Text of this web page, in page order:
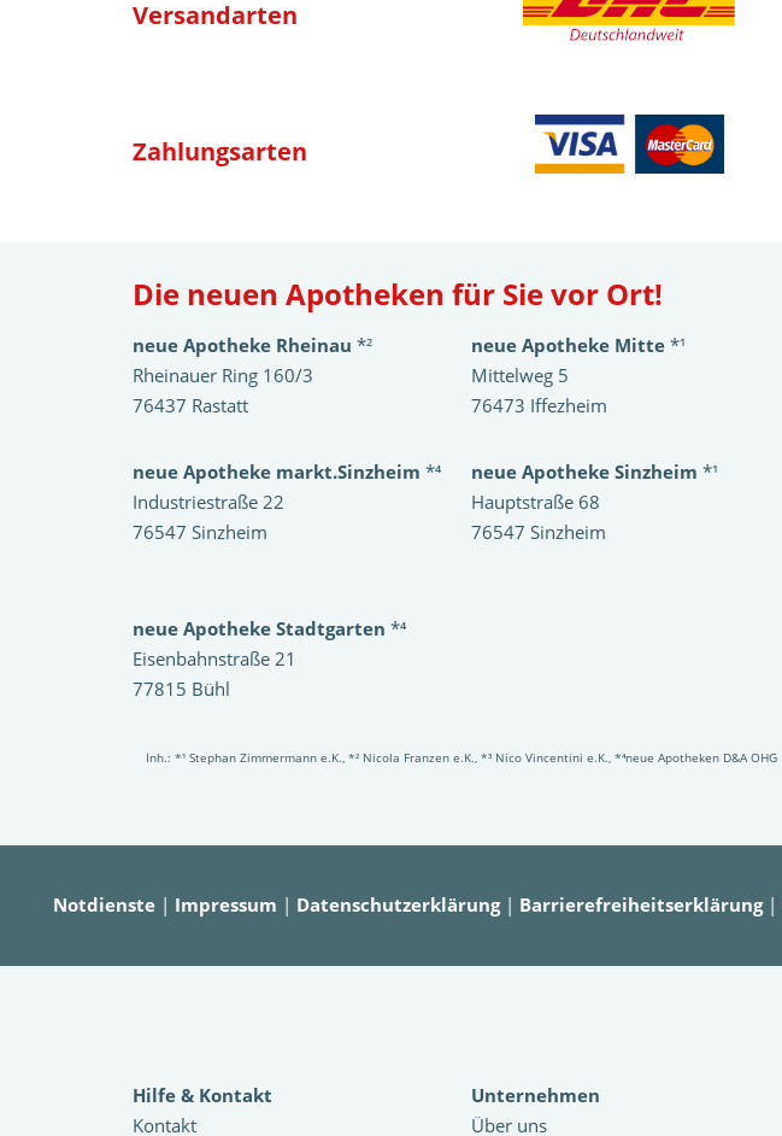
Versandarten
Zahlungsarten
Die neuen Apotheken für Sie vor Ort!
neue Apotheke Rheinau *²
Rheinauer Ring 160/3
76437 Rastatt
neue Apotheke Mitte*¹
Mittelweg 5
76473 Iffezheim
neue Apotheke markt.Sinzheim *⁴
Industriestraße 22
76547 Sinzheim
neue Apotheke Sinzheim *¹
Hauptstraße 68
76547 Sinzheim
neue Apotheke Stadtgarten *⁴
Eisenbahnstraße 21
77815 Bühl
Inh.: *¹ Stephan Zimmermann e.K., *² Nicola Franzen e.K., *³ Nico Vincentini e.K., *⁴neue Apotheken D&A OHG
Notdienste | Impressum | Datenschutzerklärung| Barrierefreiheitserklärung|
Hilfe & Kontakt
Kontakt
Unternehmen
Über uns